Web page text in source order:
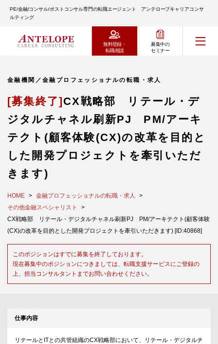
PE/金融/コンサル/ポストコンサル専門の転職エージェント アンテロープキャリアコンサ
ルティング
無料登録・
転職相談
募集中の
セミナー
金融機関／金融プロフェッショナルの転職・求人
[募集終了]CX戦略部 リテール・デ
ジタルチャネル刷新PJ PM/アーキ
テクト(顧客体験(CX)の改革を目的と
した開発プロジェクトを牽引いただ
きます)
HOME
金融プロフェッショナルの転職・求人
その他金融スペシャリスト
CX戦略部 リテール・デジタルチャネル刷新PJ PM/アーキテクト(顧客体験
(CX)の改革を目的とした開発プロジェクトを牽引いただきます) [ID:40868]
このポジションはすでに募集を終了しております。
現在募集中のポジションにつきましては、転職支援サービスにご登録の
上、担当コンサルタントまでお問い合わせください。
仕事内容
リテールとITとの共管組織のCX戦略部において、リテール・デジタルチ